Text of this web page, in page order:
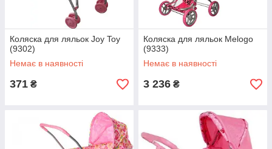
Коляска для ляльок Joy Toy
(9302)
Немає в наявності
371 ₴
Коляска для ляльок Melogo
(9333)
Немає в наявності
3 236 ₴